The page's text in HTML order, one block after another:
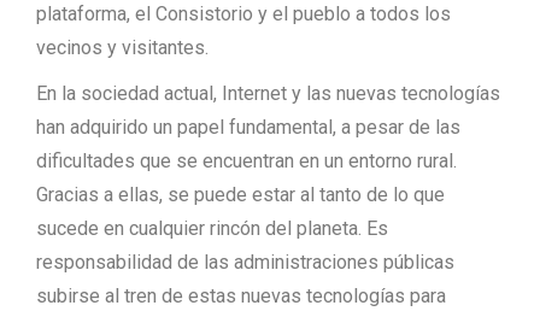
plataforma, el Consistorio y el pueblo a todos los
vecinos y visitantes.
En la sociedad actual, Internet y las nuevas tecnologías
han adquirido un papel fundamental, a pesar de las
dificultades que se encuentran en un entorno rural.
Gracias a ellas, se puede estar al tanto de lo que
sucede en cualquier rincón del planeta. Es
responsabilidad de las administraciones públicas
subirse al tren de estas nuevas tecnologías para